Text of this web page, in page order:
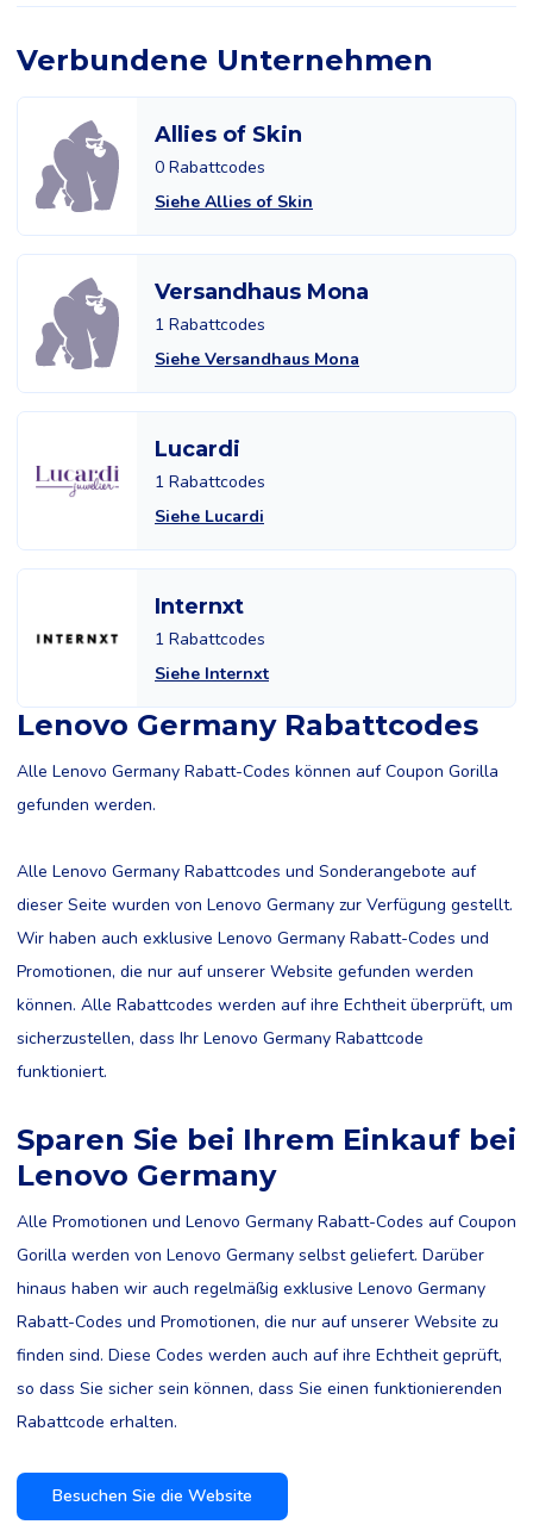
Verbundene Unternehmen
Allies of Skin
0 Rabattcodes
Siehe Allies of Skin
Versandhaus Mona
1 Rabattcodes
Siehe Versandhaus Mona
Lucardi
1 Rabattcodes
Siehe Lucardi
Internxt
1 Rabattcodes
Siehe Internxt
Lenovo Germany Rabattcodes
Alle Lenovo Germany Rabatt-Codes können auf Coupon Gorilla
gefunden werden.
Alle Lenovo Germany Rabattcodes und Sonderangebote auf
dieser Seite wurden von Lenovo Germany zur Verfügung gestellt.
Wir haben auch exklusive Lenovo Germany Rabatt-Codes und
Promotionen, die nur auf unserer Website gefunden werden
können. Alle Rabattcodes werden auf ihre Echtheit überprüft, um
sicherzustellen, dass Ihr Lenovo Germany Rabattcode
funktioniert.
Sparen Sie bei Ihrem Einkauf bei
Lenovo Germany
Alle Promotionen und Lenovo Germany Rabatt-Codes auf Coupon
Gorilla werden von Lenovo Germany selbst geliefert. Darüber
hinaus haben wir auch regelmäßig exklusive Lenovo Germany
Rabatt-Codes und Promotionen, die nur auf unserer Website zu
finden sind. Diese Codes werden auch auf ihre Echtheit geprüft,
so dass Sie sicher sein können, dass Sie einen funktionierenden
Rabattcode erhalten.
Besuchen Sie die Website